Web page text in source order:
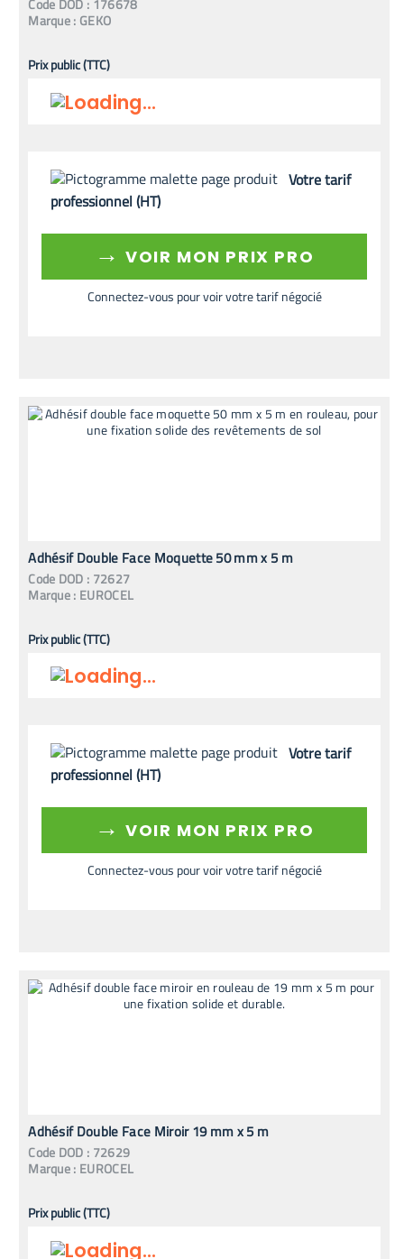
Code DOD : 176678
Marque : GEKO
Prix public (TTC)
Votre tarif
professionnel (HT)
→ VOIR MON PRIX PRO
Connectez-vous pour voir votre tarif négocié
Adhésif Double Face Moquette 50 mm x 5 m
Code DOD : 72627
Marque : EUROCEL
Prix public (TTC)
Votre tarif
professionnel (HT)
→ VOIR MON PRIX PRO
Connectez-vous pour voir votre tarif négocié
Adhésif Double Face Miroir 19 mm x 5 m
Code DOD : 72629
Marque : EUROCEL
Prix public (TTC)